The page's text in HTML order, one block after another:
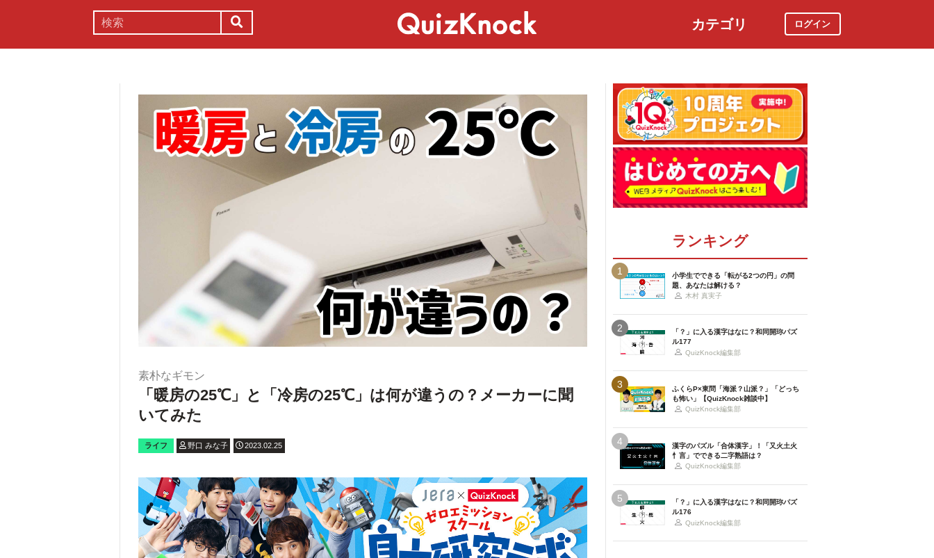
カテゴリ ログイン
素朴なギモン
「暖房の25℃」と「冷房の25℃」は何が違うの？メーカーに聞
いてみた
ライフ 野口 みな子 2023.02.25
ランキング
1
小学生でできる「転がる2つの円」の問
題、あなたは解ける？
木村 真実子
2
「？」に入る漢字はなに？和同開珎パズ
ル177
QuizKnock編集部
3
ふくらP×東問「海派？山派？」「どっち
も怖い」【QuizKnock雑談中】
QuizKnock編集部
4
漢字のパズル「合体漢字」！「又火土火
忄言」でできる二字熟語は？
QuizKnock編集部
5
「？」に入る漢字はなに？和同開珎パズ
ル176
QuizKnock編集部